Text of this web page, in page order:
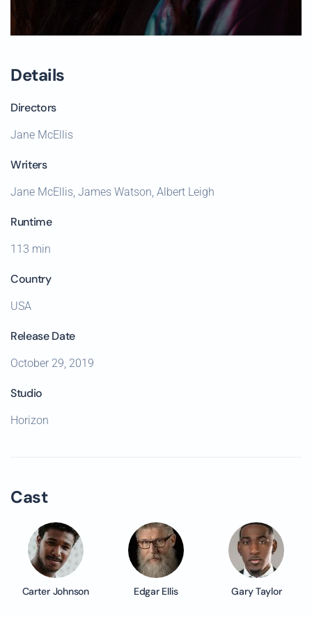
Details
Directors
Jane McEllis
Writers
Jane McEllis, James Watson, Albert Leigh
Runtime
113 min
Country
USA
Release Date
October 29, 2019
Studio
Horizon
Cast
Carter Johnson Edgar Ellis Gary Taylor